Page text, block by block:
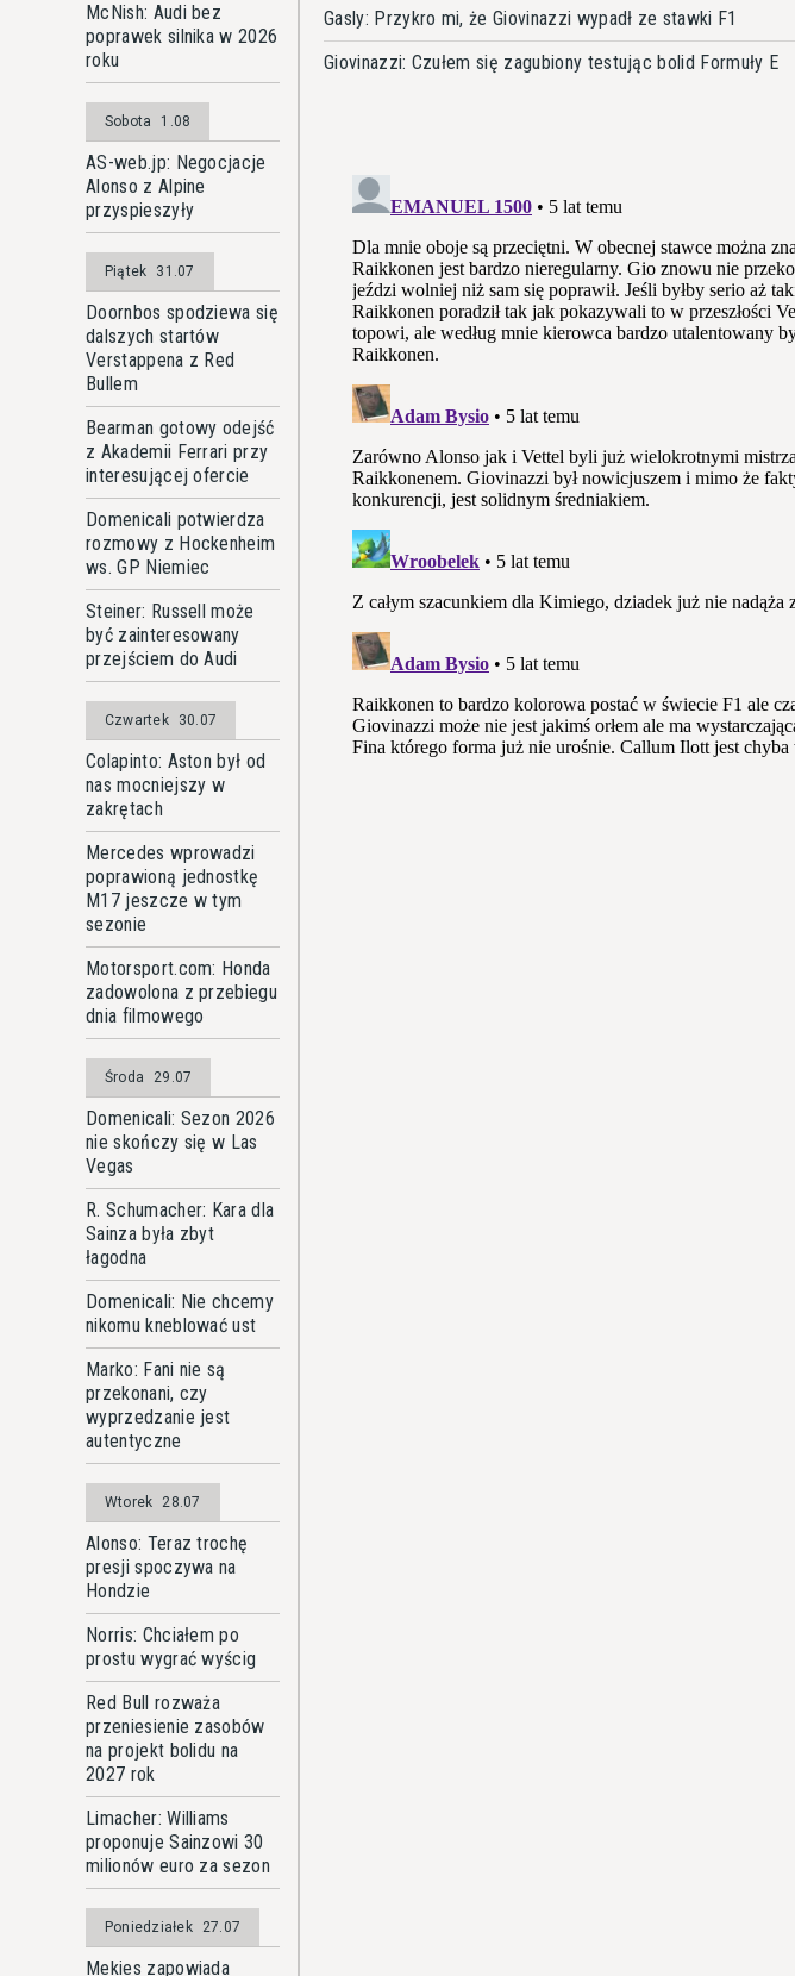
McNish: Audi bez
poprawek silnika w 2026
roku
Sobota 1.08
AS-web.jp: Negocjacje
Alonso z Alpine
przyspieszyły
Piątek 31.07
Doornbos spodziewa się
dalszych startów
Verstappena z Red
Bullem
Bearman gotowy odejść
z Akademii Ferrari przy
interesującej ofercie
Domenicali potwierdza
rozmowy z Hockenheim
ws. GP Niemiec
Steiner: Russell może
być zainteresowany
przejściem do Audi
Czwartek 30.07
Colapinto: Aston był od
nas mocniejszy w
zakrętach
Mercedes wprowadzi
poprawioną jednostkę
M17 jeszcze w tym
sezonie
Motorsport.com: Honda
zadowolona z przebiegu
dnia filmowego
Środa 29.07
Domenicali: Sezon 2026
nie skończy się w Las
Vegas
R. Schumacher: Kara dla
Sainza była zbyt
łagodna
Domenicali: Nie chcemy
nikomu kneblować ust
Marko: Fani nie są
przekonani, czy
wyprzedzanie jest
autentyczne
Wtorek 28.07
Alonso: Teraz trochę
presji spoczywa na
Hondzie
Norris: Chciałem po
prostu wygrać wyścig
Red Bull rozważa
przeniesienie zasobów
na projekt bolidu na
2027 rok
Limacher: Williams
proponuje Sainzowi 30
milionów euro za sezon
Poniedziałek 27.07
Mekies zapowiada
Gasly: Przykro mi, że Giovinazzi wypadł ze stawki F1
Giovinazzi: Czułem się zagubiony testując bolid Formuły E